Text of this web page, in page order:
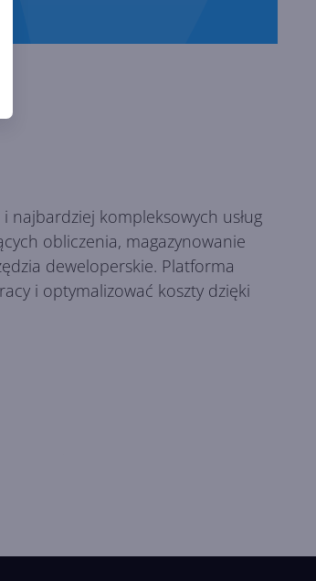
najbardziej kompleksowych usług
obliczenia, magazynowanie
deweloperskie. Platforma
i optymalizować koszty dzięki